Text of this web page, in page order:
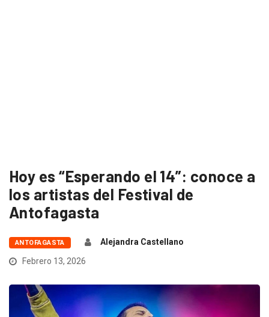
Hoy es “Esperando el 14”: conoce a
los artistas del Festival de
Antofagasta
ANTOFAGASTA
Alejandra Castellano
Febrero 13, 2026